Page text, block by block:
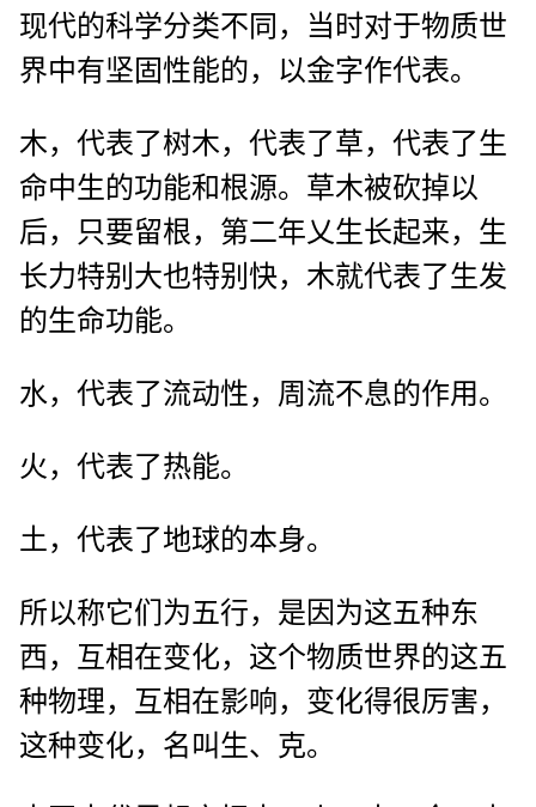
现代的科学分类不同，当时对于物质世
界中有坚固性能的，以金字作代表。
木，代表了树木，代表了草，代表了生
命中生的功能和根源。草木被砍掉以
后，只要留根，第二年乂生长起来，生
长力特别大也特别快，木就代表了生发
的生命功能。
水，代表了流动性，周流不息的作用。
火，代表了热能。
土，代表了地球的本身。
所以称它们为五行，是因为这五种东
西，互相在变化，这个物质世界的这五
种物理，互相在影响，变化得很厉害，
这种变化，名叫生、克。